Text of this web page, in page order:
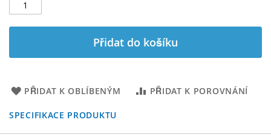
Přidat do košíku
PŘIDAT K OBLÍBENÝM PŘIDAT K POROVNÁNÍ
SPECIFIKACE PRODUKTU